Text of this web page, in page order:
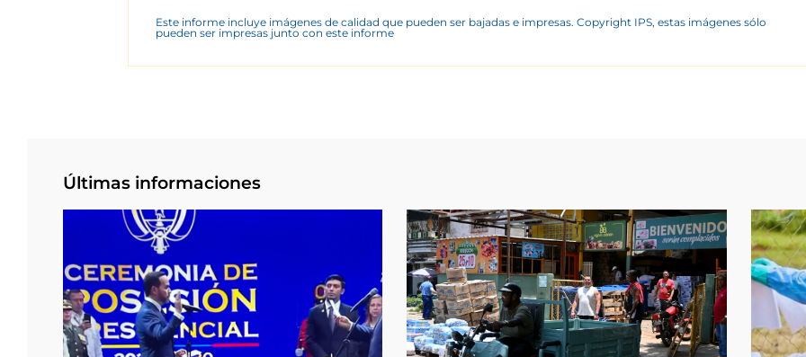
Este informe incluye imágenes de calidad que pueden ser bajadas e impresas. Copyright IPS, estas imágenes sólo
pueden ser impresas junto con este informe
Últimas informaciones